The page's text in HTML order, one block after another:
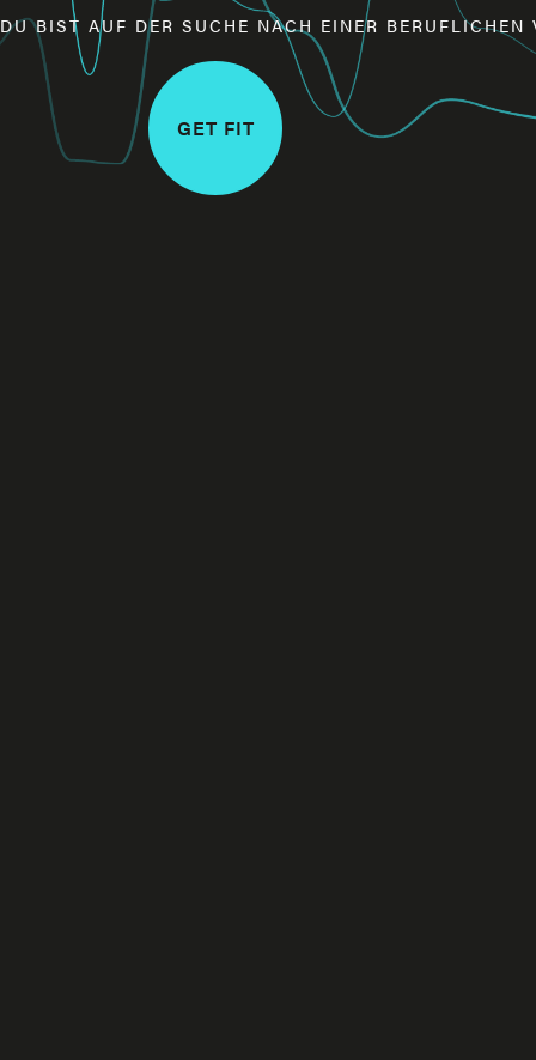
GET FIT
DU BIST AUF DER SUCHE NACH EINER BERUFLICHEN